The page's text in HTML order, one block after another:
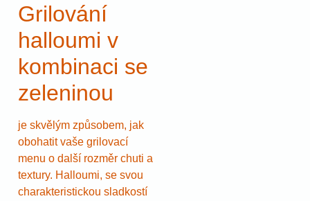
Grilování
halloumi v
kombinaci se
zeleninou
je skvělým způsobem, jak
obohatit vaše grilovací
menu o další rozměr chuti a
textury. Halloumi, se svou
charakteristickou sladkostí